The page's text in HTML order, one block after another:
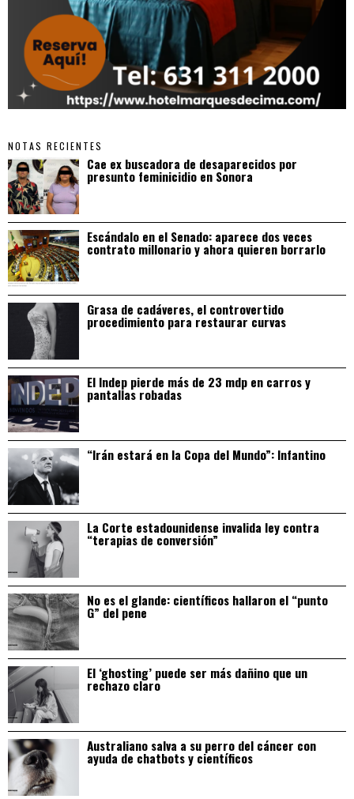
NOTAS RECIENTES
Cae ex buscadora de desaparecidos por
presunto feminicidio en Sonora
Escándalo en el Senado: aparece dos veces
contrato millonario y ahora quieren borrarlo
Grasa de cadáveres, el controvertido
procedimiento para restaurar curvas
El Indep pierde más de 23 mdp en carros y
pantallas robadas
“Irán estará en la Copa del Mundo”: Infantino
La Corte estadounidense invalida ley contra
“terapias de conversión”
No es el glande: científicos hallaron el “punto
G” del pene
El ‘ghosting’ puede ser más dañino que un
rechazo claro
Australiano salva a su perro del cáncer con
ayuda de chatbots y científicos